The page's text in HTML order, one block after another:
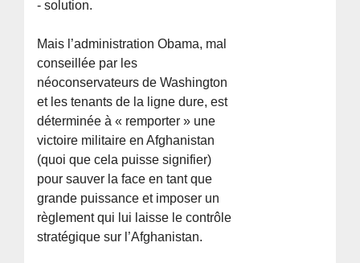
- solution.
Mais l’administration Obama, mal
conseillée par les
néoconservateurs de Washington
et les tenants de la ligne dure, est
déterminée à « remporter » une
victoire militaire en Afghanistan
(quoi que cela puisse signifier)
pour sauver la face en tant que
grande puissance et imposer un
règlement qui lui laisse le contrôle
stratégique sur l’Afghanistan.